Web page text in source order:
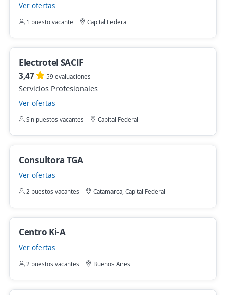
Ver ofertas
1 puesto vacante Capital Federal
Electrotel SACIF
3,47 59 evaluaciones
Servicios Profesionales
Ver ofertas
Sin puestos vacantes Capital Federal
Consultora TGA
Ver ofertas
2 puestos vacantes Catamarca, Capital Federal
Centro Ki-A
Ver ofertas
2 puestos vacantes Buenos Aires